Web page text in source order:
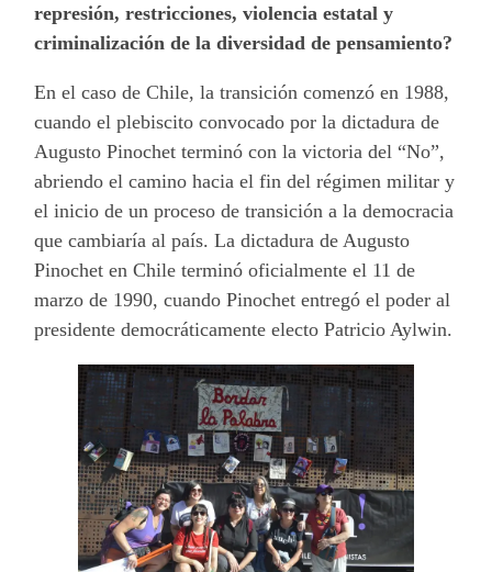
represión, restricciones, violencia estatal y
criminalización de la diversidad de pensamiento?
En el caso de Chile, la transición comenzó en 1988,
cuando el plebiscito convocado por la dictadura de
Augusto Pinochet terminó con la victoria del “No”,
abriendo el camino hacia el fin del régimen militar y
el inicio de un proceso de transición a la democracia
que cambiaría al país. La dictadura de Augusto
Pinochet en Chile terminó oficialmente el 11 de
marzo de 1990, cuando Pinochet entregó el poder al
presidente democráticamente electo Patricio Aylwin.